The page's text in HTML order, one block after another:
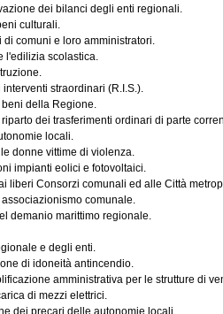
dei bilanci degli enti regionali.
culturali.
comuni e loro amministratori.
l'edilizia scolastica.
straordinari (R.I.S.).
della Regione.
dei trasferimenti ordinari di parte
locali.
donne vittime di violenza.
impianti eolici e fotovoltaici.
liberi Consorzi comunali ed alle Città
comunale.
demanio marittimo regionale.
e degli enti.
di idoneità antincendio.
amministrativa per le strutture di
di mezzi elettrici.
dei precari delle autonomie locali.